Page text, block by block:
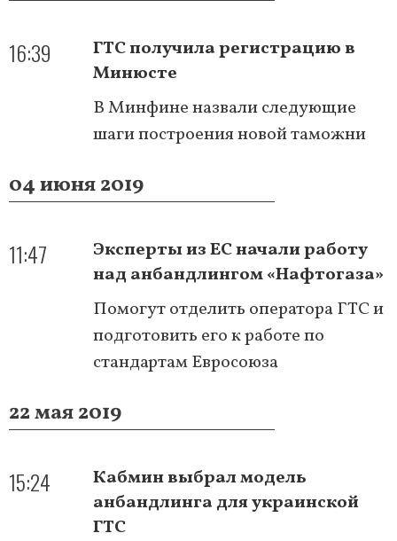
16:39
ГТС получила регистрацию в
Минюсте
В Минфине назвали следующие
шаги построения новой таможни
04 июня 2019
11:47
Эксперты из ЕС начали работу
над анбандлингом «Нафтогаза»
Помогут отделить оператора ГТС и
подготовить его к работе по
стандартам Евросоюза
22 мая 2019
15:24
Кабмин выбрал модель
анбандлинга для украинской
ГТС